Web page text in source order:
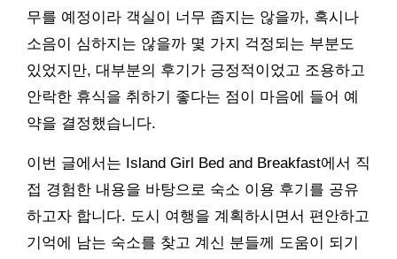
무를 예정이라 객실이 너무 좁지는 않을까, 혹시나
소음이 심하지는 않을까 몇 가지 걱정되는 부분도
있었지만, 대부분의 후기가 긍정적이었고 조용하고
안락한 휴식을 취하기 좋다는 점이 마음에 들어 예
약을 결정했습니다.
이번 글에서는 Island Girl Bed and Breakfast에서 직
접 경험한 내용을 바탕으로 숙소 이용 후기를 공유
하고자 합니다. 도시 여행을 계획하시면서 편안하고
기억에 남는 숙소를 찾고 계신 분들께 도움이 되기